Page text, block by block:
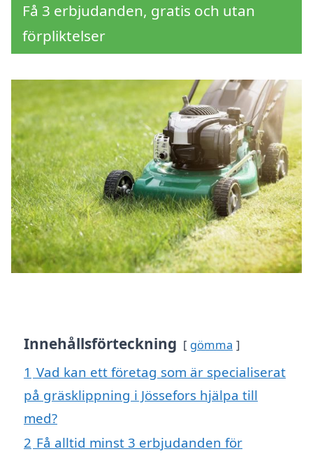
Få 3 erbjudanden, gratis och utan
förpliktelser
Innehållsförteckning gömma
1 Vad kan ett företag som är specialiserat
på gräsklippning i Jössefors hjälpa till
med?
2 Få alltid minst 3 erbjudanden för